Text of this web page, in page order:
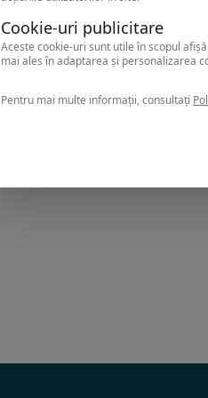
Cookie-uri publicitare
Aceste cookie-uri sunt utile în scopul
mai ales în adaptarea și personalizarea
Pentru mai multe informații, consultați